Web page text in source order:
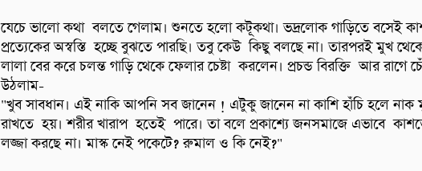
যেচে ভালো কথা  বলতে গেলাম। শুনতে হলো কটূকথা। ভদ্রলোক গাড়িতে বসেই
প্রত্যেকের অস্বস্তি  হচ্ছে বুঝতে পারছি। তবু কেউ  কিছু বলছে না। তারপরই মুখ
লালা বের করে চলন্ত গাড়ি থেকে ফেলার চেষ্টা  করলেন। প্রচন্ড বিরক্তি  আর রাগে
উঠলাম-
"খুব সাবধান। এই নাকি আপনি সব জানেন ! এটুকু জানেন না কাশি হাঁচি হলে নাক
রাখতে  হয়। শরীর খারাপ  হতেই  পারে। তা বলে প্রকাশ্যে জনসমাজে এভাবে
লজ্জা করছে না। মাস্ক নেই পকেটে? রুমাল ও কি নেই?"